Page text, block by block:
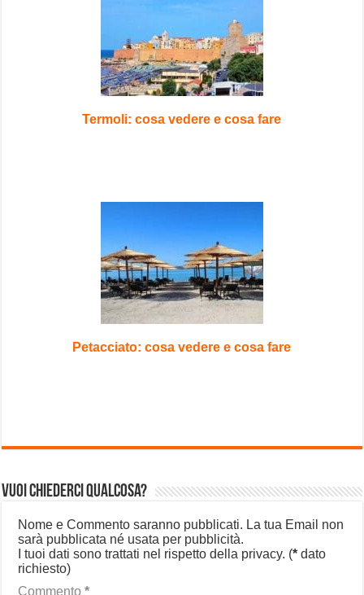
Termoli: cosa vedere e cosa fare
Petacciato: cosa vedere e cosa fare
Vuoi chiederci qualcosa?
Nome e Commento saranno pubblicati. La tua Email non
sarà pubblicata né usata per pubblicità.
I tuoi dati sono trattati nel rispetto della privacy. (* dato
richiesto)
Commento*